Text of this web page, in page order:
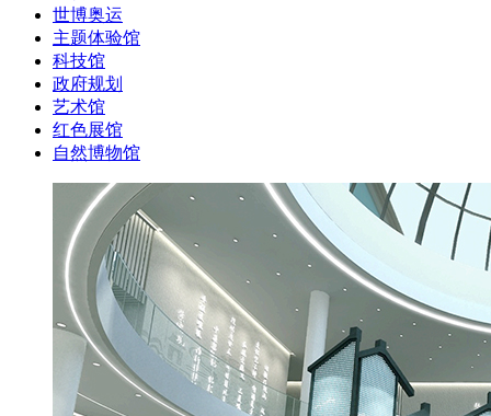
世博奥运
主题体验馆
科技馆
政府规划
艺术馆
红色展馆
自然博物馆